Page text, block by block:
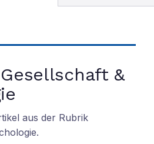
&
aus der Rubrik
.